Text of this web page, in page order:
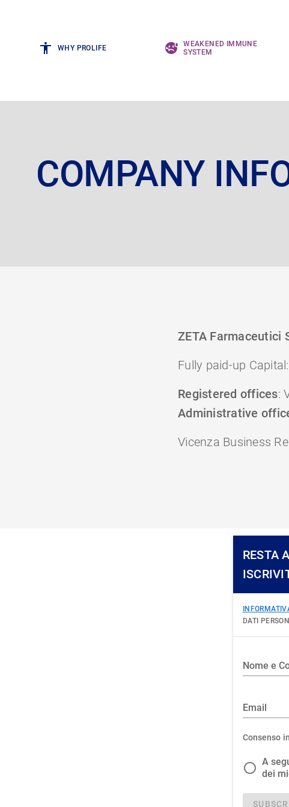
WHY PROLIFE
WEAKENED IMMUNE
SYSTEM
COMPANY
ZETA Farmaceutici
Fully paid-up
Registered offices:
Administrative
Vicenza Business
RESTA
DATI
Nome e
Email
Consenso
A
dei